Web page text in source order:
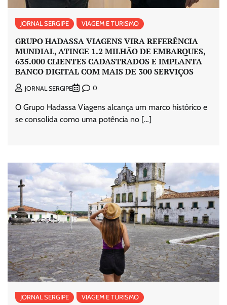
JORNAL SERGIPE VIAGEM E TURISMO
GRUPO HADASSA VIAGENS VIRA REFERÊNCIA
MUNDIAL, ATINGE 1.2 MILHÃO DE EMBARQUES,
635.000 CLIENTES CADASTRADOS E IMPLANTA
BANCO DIGITAL COM MAIS DE 300 SERVIÇOS
JORNAL SERGIPE 0
O Grupo Hadassa Viagens alcança um marco histórico e
se consolida como uma potência no […]
JORNAL SERGIPE VIAGEM E TURISMO